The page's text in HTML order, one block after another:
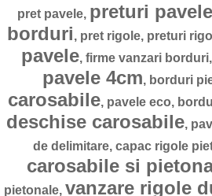
pret pavele, preturi pavele
borduri, pret rigole, preturi
pavele, firme vanzari
pavele 4cm, borduri
carosabile, pavele eco,
deschise carosabile,
de delimitare, capac rigole
carosabile si
pietonale, vanzare rigole